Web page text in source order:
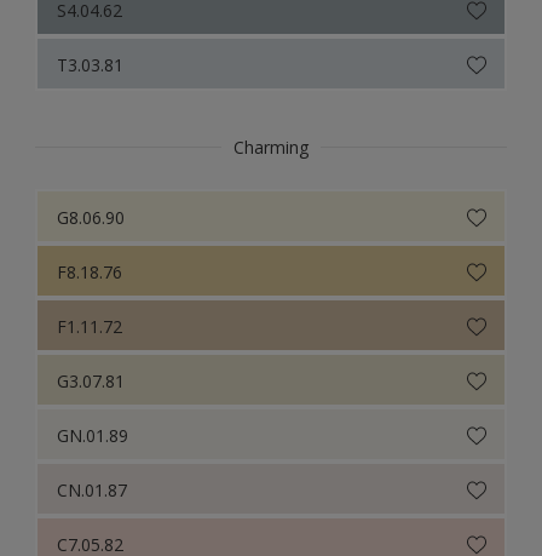
S4.04.62
T3.03.81
Charming
G8.06.90
F8.18.76
F1.11.72
G3.07.81
GN.01.89
CN.01.87
C7.05.82